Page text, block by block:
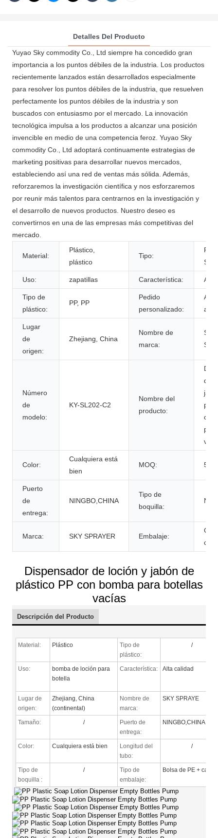
Detalles Del Producto
Yuyao Sky commodity Co., Ltd siempre ha concedido gran
importancia a los puntos débiles de la industria. Los productos
recientemente lanzados están desarrollados especialmente
para resolver los puntos débiles de la industria, que resuelven
perfectamente los puntos débiles de la industria y son
buscados con entusiasmo por el mercado. La innovación
tecnológica impulsa a los productos a alcanzar una posición
invencible en medio de una competencia feroz. Yuyao Sky
commodity Co., Ltd adoptará continuamente estrategias de
marketing positivas para desarrollar nuevos mercados,
estableciendo así una red de ventas más sólida. Además,
reforzaremos la investigación científica y nos esforzaremos
por reunir más talentos para centrarnos en la investigación y
el desarrollo de nuevos productos. Nuestro deseo es
convertirnos en una de las empresas más competitivas del
mercado.
Material:
Plástico,
plástico
Tipo:
Uso: zapatillas Característica:
Tipo de
plástico:
PP, PP
Pedido
personalizado:
Lugar
de
origen:
Zhejiang, China
Nombre de
marca:
SKY
Número
de
modelo:
KY-SL202-C2
Nombre del
producto:
de
con
Color:
Cualquiera está
bien
MOQ: 5K
Puerto
de
entrega:
NINGBO,CHINA
Tipo de
boquilla:
Marca: SKY SPRAYER Embalaje:
Dispensador de loción y jabón de
plástico PP con bomba para botellas
vacías
Descripción del Producto
Material: Plástico
Tipo de
plástico:
/
Uso:
bomba de loción para
botella
Característica: Alta calidad
Lugar de
origen:
Zhejiang, China
(continental)
Nombre de
marca:
SKY SPRAYE
Tamaño: /
Puerto de
entrega:
NINGBO,CHINA
Color: Cualquiera está bien
Longitud del
tubo:
/
Tipo de
boquilla :
/
Tipo de
embalaje:
Bolsa de PE + cartón